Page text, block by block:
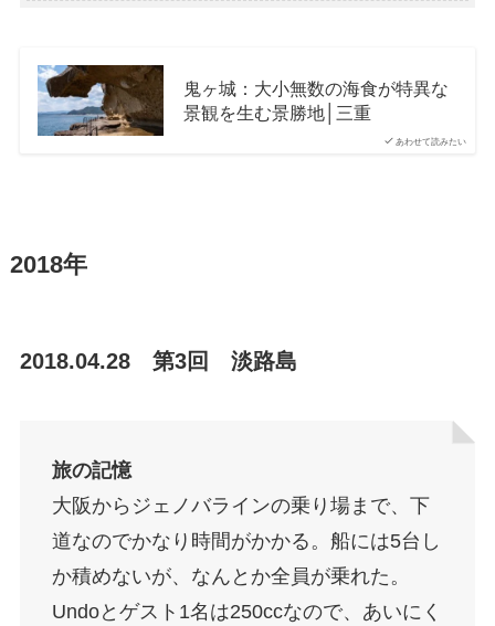
あわせて読みたい
鬼ヶ城：大小無数の海食が特異な
景観を生む景勝地│三重
2018年
2018.04.28 第3回 淡路島
旅の記憶
大阪からジェノバラインの乗り場まで、下
道なのでかなり時間がかかる。船には5台し
か積めないが、なんとか全員が乗れた。
Undoとゲスト1名は250ccなので、あいにく